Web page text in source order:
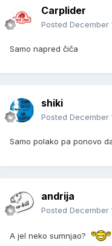
Carplider
Posted December
Samo napred čiča
shiki
Posted December
Samo polako pa ponovo
andrija
Posted December
A jel neko sumnjao?